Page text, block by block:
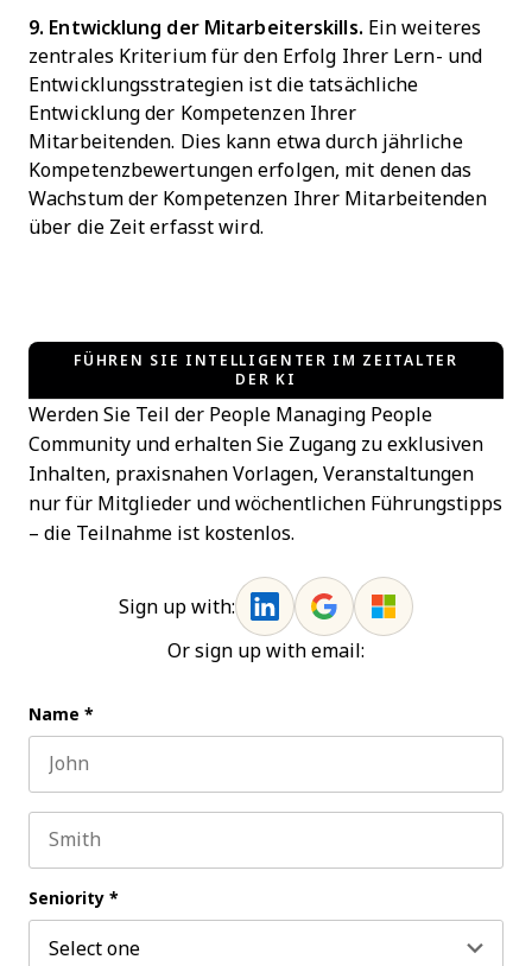
9. Entwicklung der Mitarbeiterskills. Ein weiteres
zentrales Kriterium für den Erfolg Ihrer Lern- und
Entwicklungsstrategien ist die tatsächliche
Entwicklung der Kompetenzen Ihrer
Mitarbeitenden. Dies kann etwa durch jährliche
Kompetenzbewertungen erfolgen, mit denen das
Wachstum der Kompetenzen Ihrer Mitarbeitenden
über die Zeit erfasst wird.
FÜHREN SIE INTELLIGENTER IM ZEITALTER
DER KI
Werden Sie Teil der People Managing People
Community und erhalten Sie Zugang zu exklusiven
Inhalten, praxisnahen Vorlagen, Veranstaltungen
nur für Mitglieder und wöchentlichen Führungstipps
– die Teilnahme ist kostenlos.
Sign up with:
Or sign up with email:
Name *
Seniority *